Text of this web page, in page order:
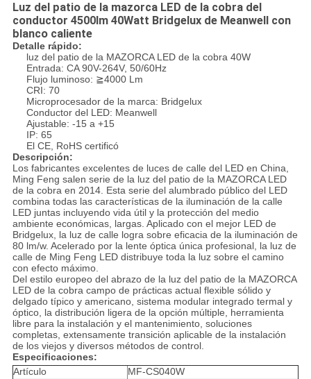
Luz del patio de la mazorca LED de la cobra del
conductor 4500lm 40Watt Bridgelux de Meanwell con
blanco caliente
Detalle rápido:
luz del patio de la MAZORCA LED de la cobra 40W
Entrada: CA 90V-264V, 50/60Hz
Flujo luminoso: ≧4000 Lm
CRI: 70
Microprocesador de la marca: Bridgelux
Conductor del LED: Meanwell
Ajustable: -15 a +15
IP: 65
El CE, RoHS certificó
Descripción:
Los fabricantes excelentes de luces de calle del LED en China,
Ming Feng salen serie de la luz del patio de la MAZORCA LED
de la cobra en 2014. Esta serie del alumbrado público del LED
combina todas las características de la iluminación de la calle
LED juntas incluyendo vida útil y la protección del medio
ambiente económicas, largas. Aplicado con el mejor LED de
Bridgelux, la luz de calle logra sobre eficacia de la iluminación de
80 lm/w. Acelerado por la lente óptica única profesional, la luz de
calle de Ming Feng LED distribuye toda la luz sobre el camino
con efecto máximo.
Del estilo europeo del abrazo de la luz del patio de la MAZORCA
LED de la cobra campo de prácticas actual flexible sólido y
delgado típico y americano, sistema modular integrado termal y
óptico, la distribución ligera de la opción múltiple, herramienta
libre para la instalación y el mantenimiento, soluciones
completas, extensamente transición aplicable de la instalación
de los viejos y diversos métodos de control.
Especificaciones:
Artículo
MF-CS040W